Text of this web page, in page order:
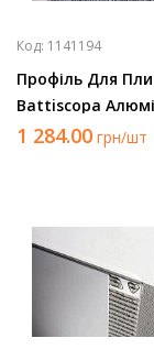
Код: 1141194
Профіль Для
Battiscopa
Срібло 2700Х60
1 284.00 грн/шт